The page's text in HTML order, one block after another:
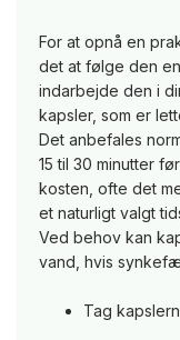
For at opnå en
det at følge den
indarbejde den i
kapsler, som er
Det anbefales
15 til 30 minutter
kosten, ofte det
et naturligt valgt
Ved behov kan
vand, hvis
Tag